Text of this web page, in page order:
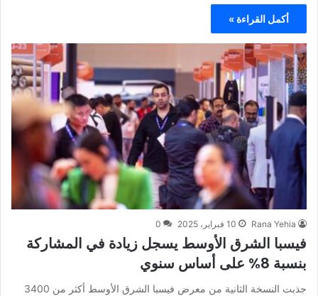
أكمل القراءة »
Rana Yehia 10 فبراير، 2025 0
فيسبا الشرق الأوسط يسجل زيادة في المشاركة
بنسبة 8% على أساس سنوي
جذبت النسخة الثانية من معرض فيسبا الشرق الأوسط أكثر من 3400